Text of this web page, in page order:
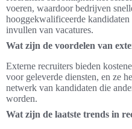
voeren, waardoor bedrijven
hooggekwalificeerde
invullen van vacatures.
Wat zijn de voordelen van
Externe recruiters bieden
voor geleverde diensten, en ze
netwerk van kandidaten die
worden.
Wat zijn de laatste trends in